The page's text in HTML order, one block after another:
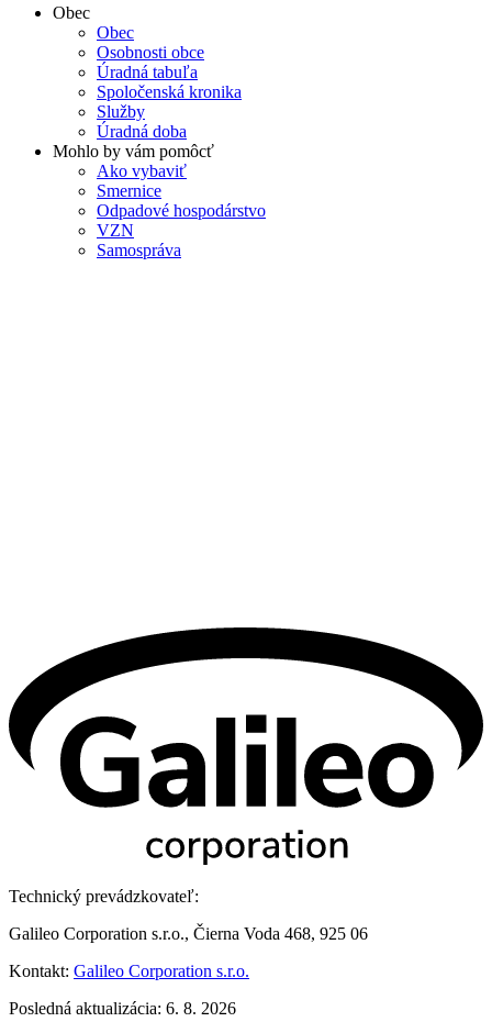
Obec
Obec
Osobnosti obce
Úradná tabuľa
Spoločenská kronika
Služby
Úradná doba
Mohlo by vám pomôcť
Ako vybaviť
Smernice
Odpadové hospodárstvo
VZN
Samospráva
Technický prevádzkovateľ:
Galileo Corporation s.r.o., Čierna Voda 468, 925 06
Kontakt: Galileo Corporation s.r.o.
Posledná aktualizácia: 6. 8. 2026